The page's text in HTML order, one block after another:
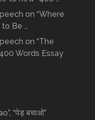
on “Where
Be …
on “The
Words Essay
“पेड़ बचाओ”